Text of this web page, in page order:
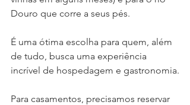
Douro que corre a seus pés.
É uma ótima escolha para quem, além
de tudo, busca uma experiência
incrível de hospedagem e gastronomia.
Para casamentos, precisamos reservar